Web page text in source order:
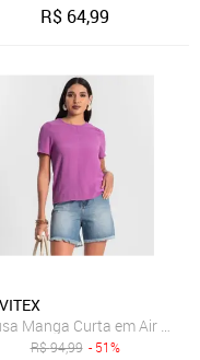
R$ 64,99
Manga Curta em Air Flow
R$94,99 - 51%